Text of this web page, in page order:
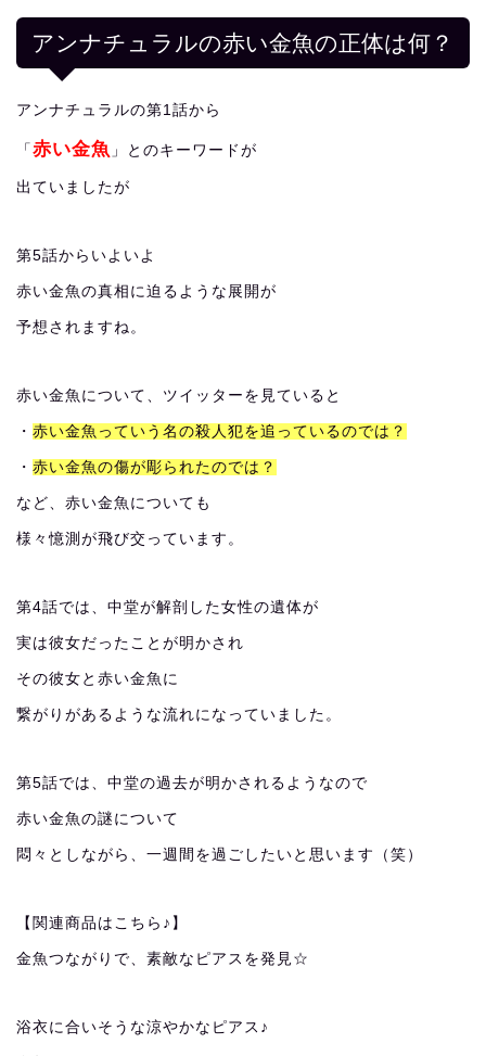
アンナチュラルの赤い金魚の正体は何？
アンナチュラルの第1話から
「 赤い金魚 」とのキーワードが
出ていましたが
第5話からいよいよ
赤い金魚の真相に迫るような展開が
予想されますね。
赤い金魚について、ツイッターを見ていると
・ 赤い金魚っていう名の殺人犯を追っているのでは？
・ 赤い金魚の傷が彫られたのでは？
など、赤い金魚についても
様々憶測が飛び交っています。
第4話では、中堂が解剖した女性の遺体が
実は彼女だったことが明かされ
その彼女と赤い金魚に
繋がりがあるような流れになっていました。
第5話では、中堂の過去が明かされるようなので
赤い金魚の謎について
悶々としながら、一週間を過ごしたいと思います（笑）
【関連商品はこちら♪】
金魚つながりで、素敵なピアスを発見☆
浴衣に合いそうな涼やかなピアス♪